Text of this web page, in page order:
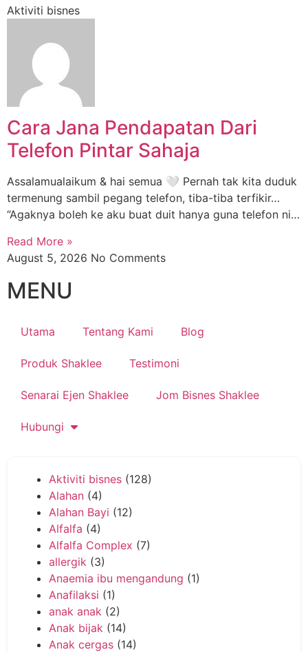
Aktiviti bisnes
Cara Jana Pendapatan Dari
Telefon Pintar Sahaja
Assalamualaikum & hai semua 🤍 Pernah tak kita duduk
termenung sambil pegang telefon, tiba-tiba terfikir…
“Agaknya boleh ke aku buat duit hanya guna telefon ni…
Read More »
August 5, 2026 No Comments
MENU
Utama Tentang Kami Blog
Produk Shaklee Testimoni
Senarai Ejen Shaklee Jom Bisnes Shaklee
Hubungi
Aktiviti bisnes (128)
Alahan (4)
Alahan Bayi (12)
Alfalfa (4)
Alfalfa Complex (7)
allergik (3)
Anaemia ibu mengandung (1)
Anafilaksi (1)
anak anak (2)
Anak bijak (14)
Anak cergas (14)